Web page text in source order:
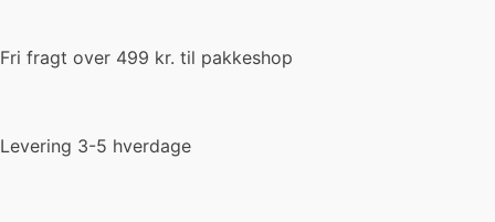
Fri fragt over 499 kr. til pakkeshop
Levering 3-5 hverdage